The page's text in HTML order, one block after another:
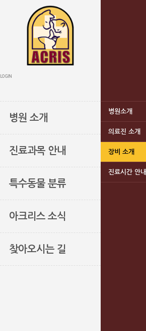
LOGIN
병원 소개
진료과목 안내
특수동물 분류
아크리스 소식
찾아오시는 길
병원소개
의료진 소개
장비 소개
진료시간 안내